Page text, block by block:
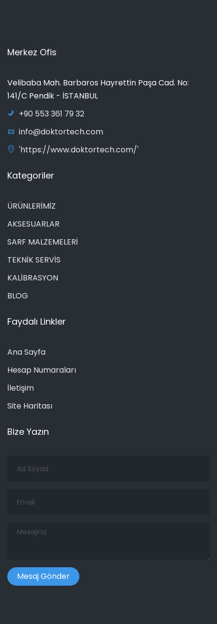
Merkez Ofis
Velibaba Mah. Barbaros Hayrettin Paşa Cad. No:
141/C Pendik - İSTANBUL
+90 553 361 79 32
info@doktortech.com
'https://www.doktortech.com/'
Kategoriler
ÜRÜNLERİMİZ
AKSESUARLAR
SARF MALZEMELERİ
TEKNİK SERVİS
KALİBRASYON
BLOG
Faydalı Linkler
Ana Sayfa
Hesap Numaraları
İletişim
Site Haritası
Bize Yazın
Soyad
Mesajınız